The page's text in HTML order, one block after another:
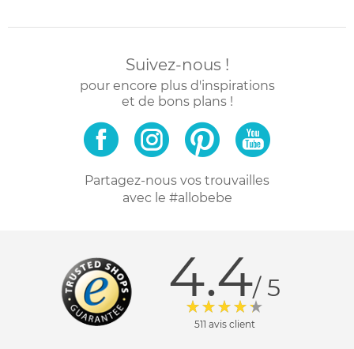
Suivez-nous !
pour encore plus d'inspirations
et de bons plans !
Partagez-nous vos trouvailles
avec le #allobebe
4.4/ 5
511 avis client